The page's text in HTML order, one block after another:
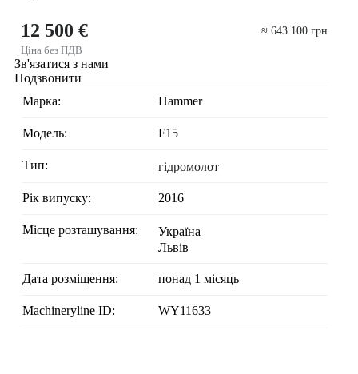
12 500 €
Ціна без ПДВ
≈ 643 100 грн
Зв'язатися з нами
Подзвонити
Марка:
Hammer
Модель: F15
Тип: гідромолот
Рік випуску: 2016
Місце розташування:
Україна
Львів
Дата розміщення: понад 1 місяць
Machineryline ID: WY11633